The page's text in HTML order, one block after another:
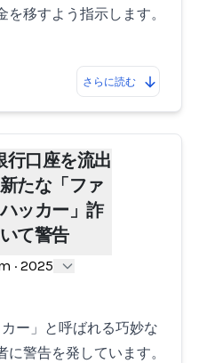
移すよう指示します。
さらに読む
行口座を流出
たな「ファ
ッカー」詐
て警告
· 2025
ー」と呼ばれる巧妙な
警告を発しています。